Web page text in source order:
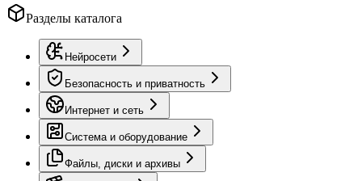
Разделы каталога
Нейросети
Безопасность и приватность
Интернет и сеть
Система и оборудование
Файлы, диски и архивы